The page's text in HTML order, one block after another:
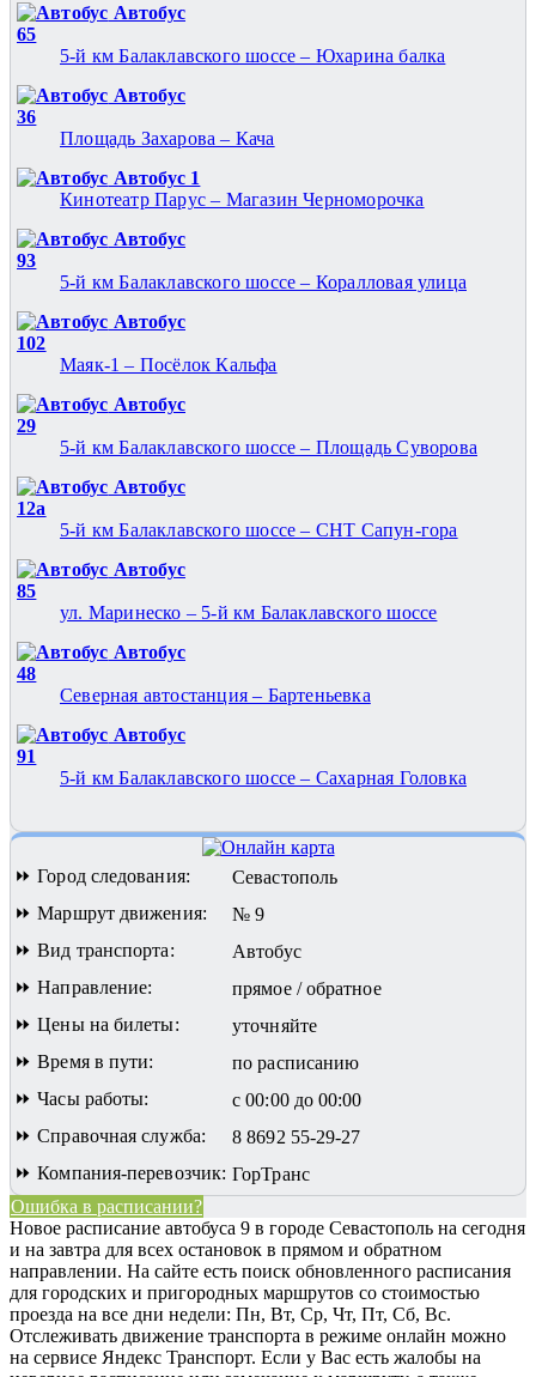
Автобус
65
5-й км Балаклавского шоссе – Юхарина балка
Автобус
36
Площадь Захарова – Кача
Автобус 1
Кинотеатр Парус – Магазин Черноморочка
Автобус
93
5-й км Балаклавского шоссе – Коралловая улица
Автобус
102
Маяк-1 – Посёлок Кальфа
Автобус
29
5-й км Балаклавского шоссе – Площадь Суворова
Автобус
12а
5-й км Балаклавского шоссе – СНТ Сапун-гора
Автобус
85
ул. Маринеско – 5-й км Балаклавского шоссе
Автобус
48
Северная автостанция – Бартеньевка
Автобус
91
5-й км Балаклавского шоссе – Сахарная Головка
⏩ Город следования:
Севастополь
⏩ Маршрут движения:
№ 9
⏩ Вид транспорта:
Автобус
⏩ Направление:
прямое / обратное
⏩ Цены на билеты:
уточняйте
⏩ Время в пути:
по расписанию
⏩ Часы работы:
с 00:00 до 00:00
⏩ Справочная служба:
8 8692 55-29-27
⏩ Компания-перевозчик: ГорТранс
Ошибка в расписании?
Новое расписание автобуса 9 в городе Севастополь на сегодня
и на завтра для всех остановок в прямом и обратном
направлении. На сайте есть поиск обновленного расписания
для городских и пригородных маршрутов со стоимостью
проезда на все дни недели: Пн, Вт, Ср, Чт, Пт, Сб, Вс.
Отслеживать движение транспорта в режиме онлайн можно
на сервисе Яндекс Транспорт. Если у Вас есть жалобы на